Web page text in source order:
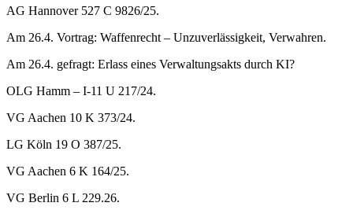
AG Hannover 527 C 9826/25.
Am 26.4. Vortrag: Waffenrecht – Unzuverlässigkeit, Verwahren.
Am 26.4. gefragt: Erlass eines Verwaltungsakts durch KI?
OLG Hamm – I-11 U 217/24.
VG Aachen 10 K 373/24.
LG Köln 19 O 387/25.
VG Aachen 6 K 164/25.
VG Berlin 6 L 229.26.